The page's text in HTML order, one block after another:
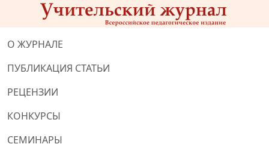
О ЖУРНАЛЕ
ПУБЛИКАЦИЯ СТАТЬИ
РЕЦЕНЗИИ
КОНКУРСЫ
СЕМИНАРЫ